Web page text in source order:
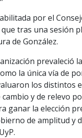
por el
tras una sesión
de González.
prevaleció
la única vía de
los distintos
y de relevo
ganar la elección
de amplitud y